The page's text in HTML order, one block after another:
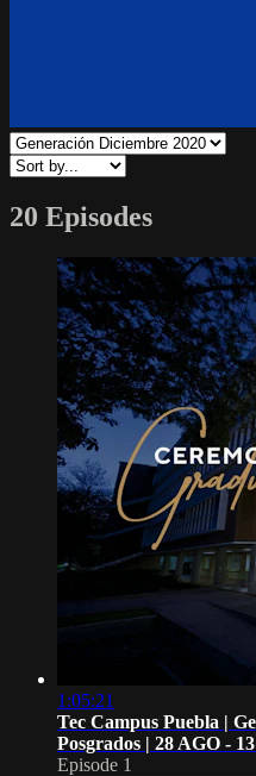
20 Episodes
1:05:21
Tec Campus Puebla |
Posgrados | 28 AGO -
Episode 1